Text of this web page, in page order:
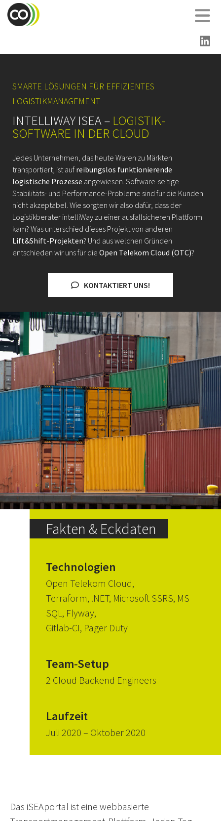
SMARTE LÖSUNGEN FÜR EFFIZIENTES
LOGISTIKMANAGEMENT
INTELLIWAY ISEA – LOGISTIK-
SOFTWARE IN DER CLOUD
Jedes Unternehmen, das heute Waren zu Märkten
transportiert, ist auf reibungslos funktionierende
logistische Prozesse angewiesen. Software-seitige
Stabilitäts- und Performance-Probleme sind für die Kunden
nicht akzeptabel. Wie sorgten wir also dafür, dass der
Logistikberater intelliWay zu einer ausfallsicheren Plattform
kam? Was unterschied dieses Projekt von anderen
Lift&Shift-Projekten? Und aus welchen Gründen
entschieden wir uns für die Open Telekom Cloud (OTC)?
KONTAKTIERT UNS!
Fakten & Eckdaten
Technologien
Open Telekom Cloud,
Terraform, .NET, Microsoft SSRS, MS
SQL, Flyway,
Gitlab-CI, Pager Duty
Team-Setup
2 Cloud Backend Engineers
Laufzeit
Juli 2020 – Oktober 2020
Das iSEAportal ist eine webbasierte